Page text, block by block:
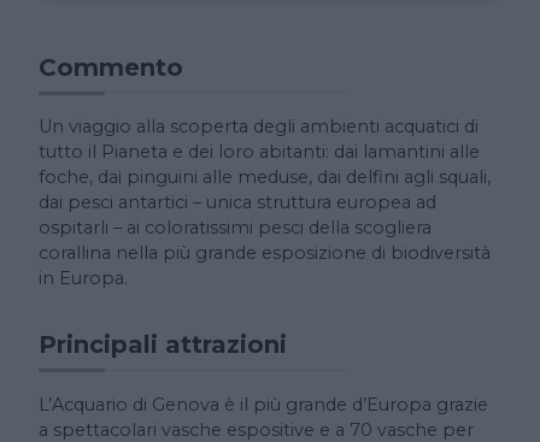
Commento
Un viaggio alla scoperta degli ambienti acquatici di
tutto il Pianeta e dei loro abitanti: dai lamantini alle
foche, dai pinguini alle meduse, dai delfini agli squali,
dai pesci antartici – unica struttura europea ad
ospitarli – ai coloratissimi pesci della scogliera
corallina nella più grande esposizione di biodiversità
in Europa.
Principali attrazioni
L’Acquario di Genova è il più grande d’Europa grazie
a spettacolari vasche espositive e a 70 vasche per